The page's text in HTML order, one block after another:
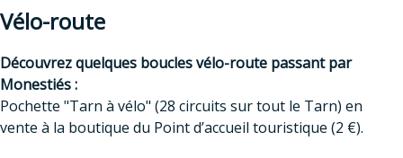
Vélo-route
Découvrez quelques boucles vélo-route passant par
Monestiés :
Pochette "Tarn à vélo" (28 circuits sur tout le Tarn) en
vente à la boutique du Point d’accueil touristique (2 €).